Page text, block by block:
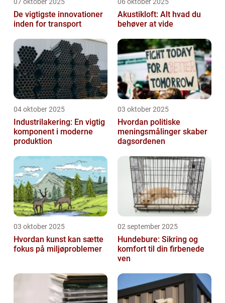
De vigtigste innovationer
inden for transport
Akustikloft: Alt hvad du
behøver at vide
04 oktober 2025
Industrilakering: En vigtig
komponent i moderne
produktion
03 oktober 2025
Hvordan politiske
meningsmålinger skaber
dagsordenen
03 oktober 2025
Hvordan kunst kan sætte
fokus på miljøproblemer
02 september 2025
Hundebure: Sikring og
komfort til din firbenede
ven